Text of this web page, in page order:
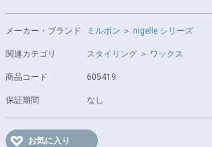
メーカー・ブランド ミルボン ＞ nigelle シリーズ
関連カテゴリ スタイリング ＞ ワックス
商品コード 605419
保証期間 なし
お気に入り